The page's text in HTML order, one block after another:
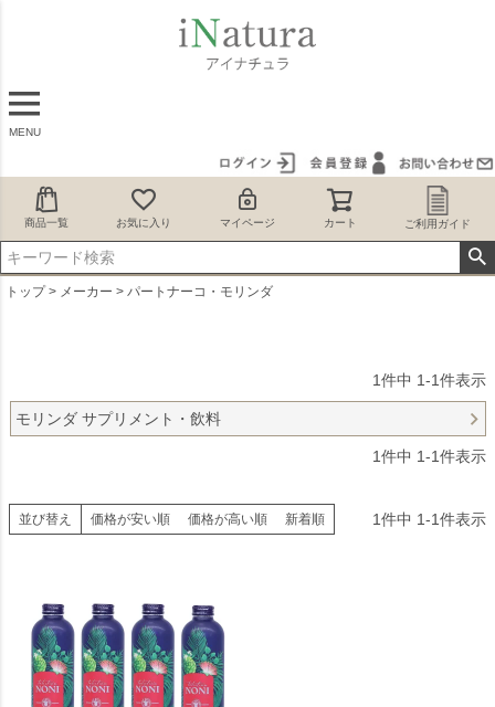
MENU
商品一覧 お気に入り マイページ カート ご利用ガイド
トップ メーカー パートナーコ・モリンダ
1件中 1-1件表示
モリンダ サプリメント・飲料
1件中 1-1件表示
並び替え 価格が安い順 価格が高い順 新着順 1件中 1-1件表示